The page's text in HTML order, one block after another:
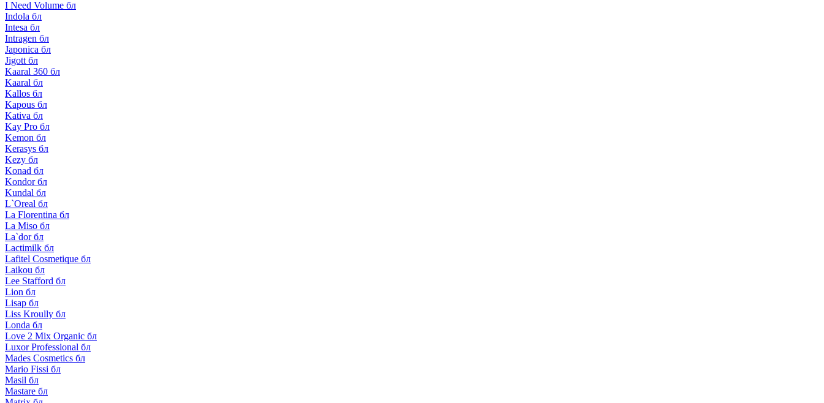
I Need Volume бл
Indola бл
Intesa бл
Intragen бл
Japonica бл
Jigott бл
Kaaral 360 бл
Kaaral бл
Kallos бл
Kapous бл
Kativa бл
Kay Pro бл
Kemon бл
Kerasys бл
Kezy бл
Konad бл
Kondor бл
Kundal бл
L`Oreal бл
La Florentina бл
La Miso бл
La`dor бл
Lactimilk бл
Lafitel Cosmetique бл
Laikou бл
Lee Stafford бл
Lion бл
Lisap бл
Liss Kroully бл
Londa бл
Love 2 Mix Organic бл
Luxor Professional бл
Mades Cosmetics бл
Mario Fissi бл
Masil бл
Mastare бл